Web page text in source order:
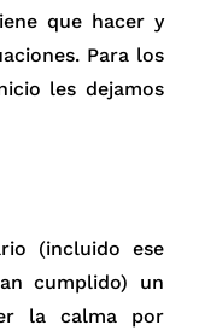
que hacer y
Para los
les dejamos
(incluido ese
cumplido) un
la calma por